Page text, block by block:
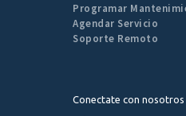
Programar
Agendar Servicio
Soporte Remoto
Conectate con nosotros